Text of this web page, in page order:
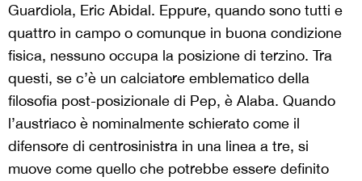
Guardiola, Eric Abidal. Eppure, quando sono tutti e
quattro in campo o comunque in buona condizione
fisica, nessuno occupa la posizione di terzino. Tra
questi, se c’è un calciatore emblematico della
filosofia post-posizionale di Pep, è Alaba. Quando
l’austriaco è nominalmente schierato come il
difensore di centrosinistra in una linea a tre, si
muove come quello che potrebbe essere definito